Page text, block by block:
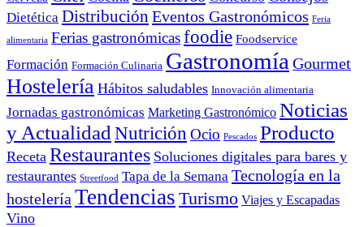
Dietética Distribución Eventos Gastronómicos Feria
alimentaria Ferias gastronómicasfoodie Foodservice
Formación Formación Culinaria Gastronomía Gourmet
Hostelería Hábitos saludables Innovación alimentaria
Jornadas gastronómicas Marketing Gastronómico Noticias
y Actualidad Nutrición Ocio Pescados Producto
Receta Restaurantes Soluciones digitales para bares y
restaurantes Streetfood Tapa de la Semana Tecnología en la
hostelería Tendencias Turismo Viajes y Escapadas
Vino